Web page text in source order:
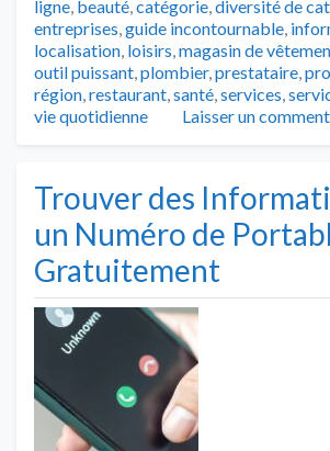
ligne, beauté,catégorie,diversité de
entreprises,guide incontournable,
localisation, loisirs,magasin de
outil puissant,plombier,prestataire,
région,restaurant,santé,services,
vie quotidienne
Laisser un
Trouver des
un Numéro de
Gratuitement